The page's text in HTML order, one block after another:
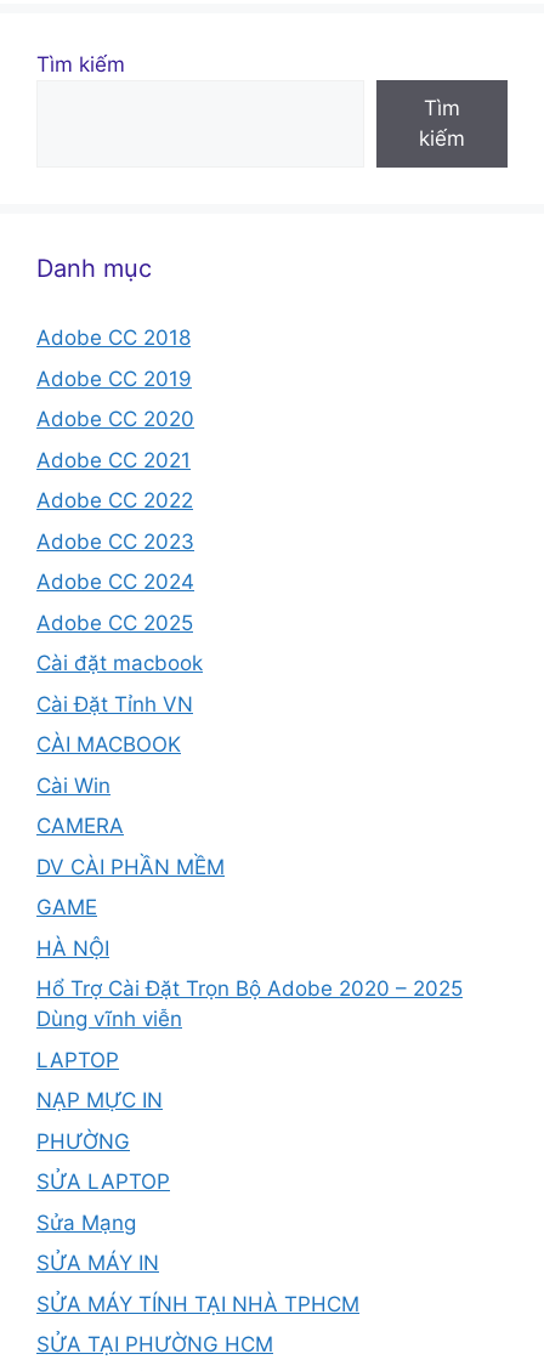
Tìm kiếm
Tìm
kiếm
Danh mục
Adobe CC 2018
Adobe CC 2019
Adobe CC 2020
Adobe CC 2021
Adobe CC 2022
Adobe CC 2023
Adobe CC 2024
Adobe CC 2025
Cài đặt macbook
Cài Đặt Tỉnh VN
CÀI MACBOOK
Cài Win
CAMERA
DV CÀI PHẦN MỀM
GAME
HÀ NỘI
Hổ Trợ Cài Đặt Trọn Bộ Adobe 2020 – 2025
Dùng vĩnh viễn
LAPTOP
NẠP MỰC IN
PHƯỜNG
SỬA LAPTOP
Sửa Mạng
SỬA MÁY IN
SỬA MÁY TÍNH TẠI NHÀ TPHCM
SỬA TẠI PHƯỜNG HCM